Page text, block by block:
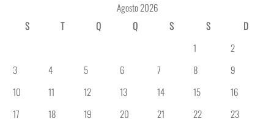
Agosto 2026
S
T Q Q S S
D
1
2
3
4 5 6 7 8
9
10
11 12 13 14 15
16
17
18 19 20 21 22
23